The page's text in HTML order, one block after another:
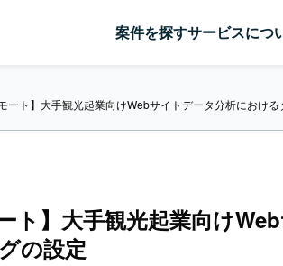
案件を探すサービスにつ
ート】大手観光起業向けWebサイトデータ分析における
ト】大手観光起業向け
の設定